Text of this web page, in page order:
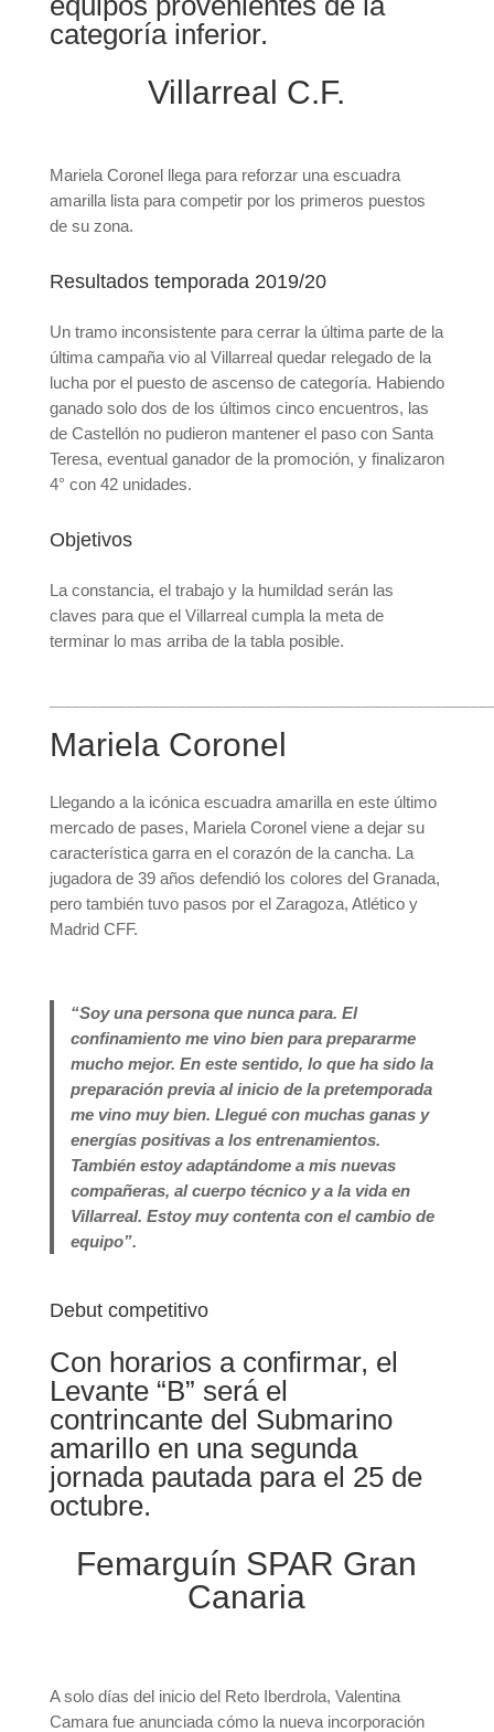
categoría inferior.
Villarreal C.F.
Mariela Coronel llega para reforzar una escuadra
amarilla lista para competir por los primeros puestos
de su zona.
Resultados temporada 2019/20
Un tramo inconsistente para cerrar la última parte de la
última campaña vio al Villarreal quedar relegado de la
lucha por el puesto de ascenso de categoría. Habiendo
ganado solo dos de los últimos cinco encuentros, las
de Castellón no pudieron mantener el paso con Santa
Teresa, eventual ganador de la promoción, y finalizaron
4° con 42 unidades.
Objetivos
La constancia, el trabajo y la humildad serán las
claves para que el Villarreal cumpla la meta de
terminar lo mas arriba de la tabla posible.
Mariela Coronel
Llegando a la icónica escuadra amarilla en este último
mercado de pases, Mariela Coronel viene a dejar su
característica garra en el corazón de la cancha. La
jugadora de 39 años defendió los colores del Granada,
pero también tuvo pasos por el Zaragoza, Atlético y
Madrid CFF.
“Soy una persona que nunca para. El
confinamiento me vino bien para prepararme
mucho mejor. En este sentido, lo que ha sido la
preparación previa al inicio de la pretemporada
me vino muy bien. Llegué con muchas ganas y
energías positivas a los entrenamientos.
También estoy adaptándome a mis nuevas
compañeras, al cuerpo técnico y a la vida en
Villarreal. Estoy muy contenta con el cambio de
equipo”.
Debut competitivo
Con horarios a confirmar, el
Levante “B” será el
contrincante del Submarino
amarillo en una segunda
jornada pautada para el 25 de
octubre.
Femarguín SPAR Gran
Canaria
A solo días del inicio del Reto Iberdrola, Valentina
Camara fue anunciada cómo la nueva incorporación